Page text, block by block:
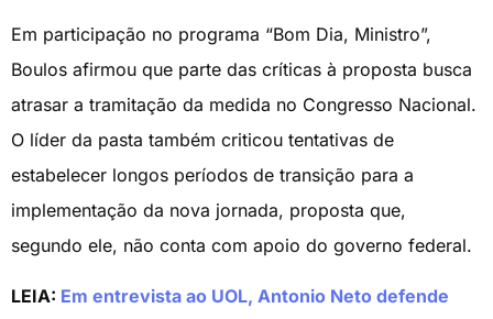
Em participação no programa “Bom Dia, Ministro”,
Boulos afirmou que parte das críticas à proposta busca
atrasar a tramitação da medida no Congresso Nacional.
O líder da pasta também criticou tentativas de
estabelecer longos períodos de transição para a
implementação da nova jornada, proposta que,
segundo ele, não conta com apoio do governo federal.
LEIA: Em entrevista ao UOL, Antonio Neto defende